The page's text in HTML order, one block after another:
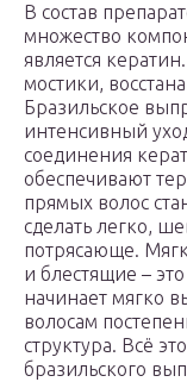
В состав
множество
является
мостики,
Бразильское
интенсивный
соединения
обеспечивают
прямых волос
сделать легко,
потрясающе.
и блестящие –
начинает мягко
волосам
структура. Всё
бразильского